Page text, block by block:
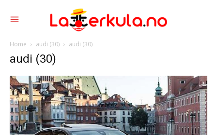
Home audi (30) audi (30)
audi (30)